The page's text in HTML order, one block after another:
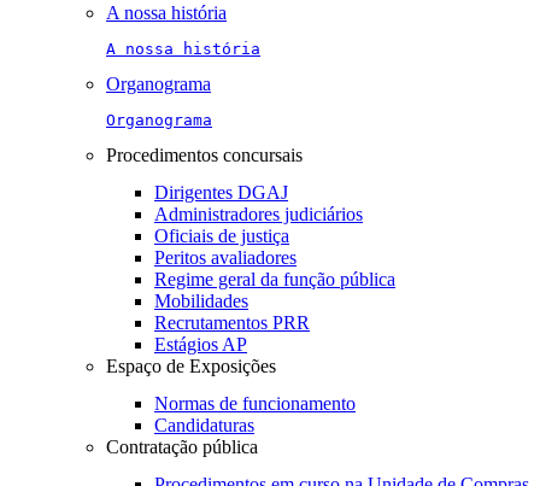
A nossa história
A nossa história
Organograma
Organograma
Procedimentos concursais
Dirigentes DGAJ
Administradores judiciários
Oficiais de justiça
Peritos avaliadores
Regime geral da função pública
Mobilidades
Recrutamentos PRR
Estágios AP
Espaço de Exposições
Normas de funcionamento
Candidaturas
Contratação pública